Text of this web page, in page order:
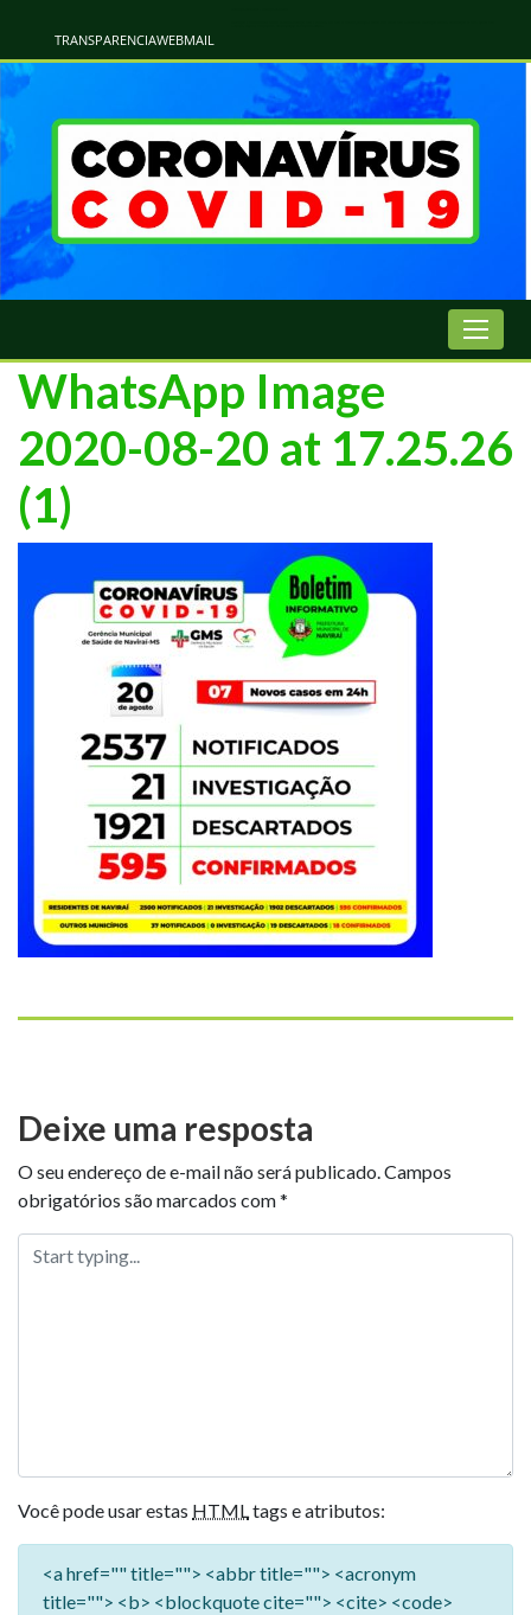
TRANSPARENCIAWEBMAIL
WhatsApp Image
2020-08-20 at 17.25.26
(1)
Deixe uma resposta
O seu endereço de e-mail não será publicado.Campos
obrigatórios são marcados com*
Você pode usar estas HTMLtags e atributos:
<a href="" title=""> <abbr title=""> <acronym
title=""> <b> <blockquote cite=""> <cite> <code>